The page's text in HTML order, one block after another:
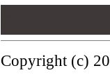
Copyright (c)